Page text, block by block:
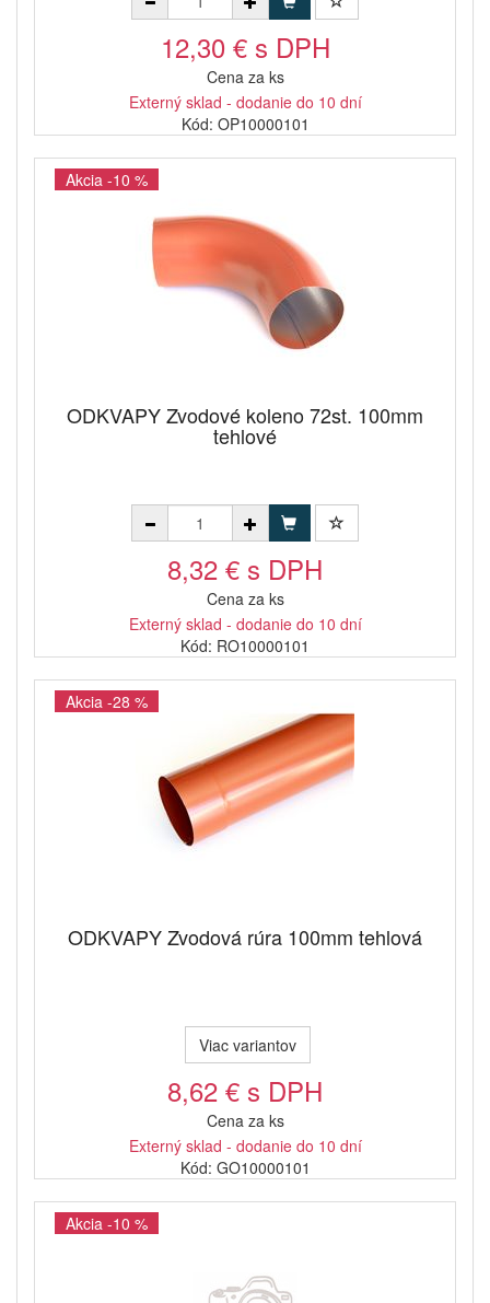
12,30 € s DPH
Cena za ks
Externý sklad - dodanie do 10 dní
Kód: OP10000101
Akcia -10 %
ODKVAPY Zvodové koleno 72st. 100mm
tehlové
8,32 € s DPH
Cena za ks
Externý sklad - dodanie do 10 dní
Kód: RO10000101
Akcia -28 %
ODKVAPY Zvodová rúra 100mm tehlová
Viac variantov
8,62 € s DPH
Cena za ks
Externý sklad - dodanie do 10 dní
Kód: GO10000101
Akcia -10 %